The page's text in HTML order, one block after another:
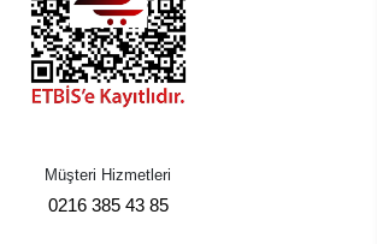
Müşteri Hizmetleri
0216 385 43 85